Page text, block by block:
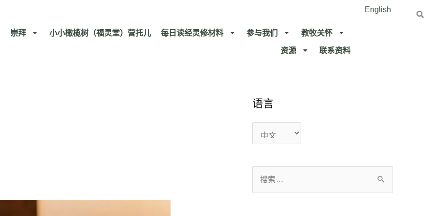
English
崇拜 小小橄榄树（福灵堂）营托儿 每日读经灵修材料 参与我们
教牧关怀​
资源
联系资料​
语言
语
语